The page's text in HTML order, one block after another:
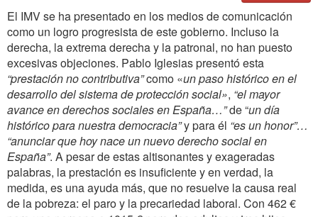
El IMV se ha presentado en los medios de comunicación
como un logro progresista de este gobierno. Incluso la
derecha, la extrema derecha y la patronal, no han puesto
excesivas objeciones. Pablo Iglesias presentó esta
“prestación no contributiva”como «un paso histórico en el
desarrollo del sistema de protección social», “el mayor
avance en derechos sociales enEspaña…”de “un día
histórico para nuestra democracia”y para él “es un honor”…
“anunciar que hoy nace un nuevo derecho social en
España”. A pesar de estas altisonantes y exageradas
palabras, la prestación es insuficiente y en verdad, la
medida, es una ayuda más, que no resuelve la causa real
de la pobreza: el paro y la precariedad laboral. Con 462 €